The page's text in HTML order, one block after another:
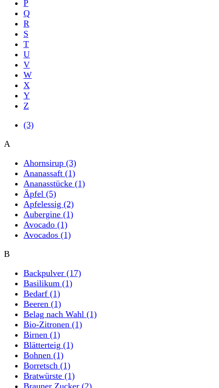
P
Q
R
S
T
U
V
W
X
Y
Z
(3)
A
Ahornsirup (3)
Ananassaft (1)
Ananasstücke (1)
Äpfel (5)
Apfelessig (2)
Aubergine (1)
Avocado (1)
Avocados (1)
B
Backpulver (17)
Basilikum (1)
Bedarf (1)
Beeren (1)
Belag nach Wahl (1)
Bio-Zitronen (1)
Birnen (1)
Blätterteig (1)
Bohnen (1)
Borretsch (1)
Bratwürste (1)
Brauner Zucker (2)